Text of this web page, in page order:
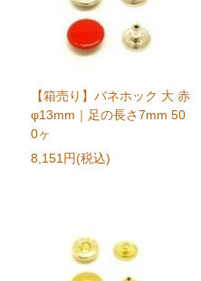
【箱売り】バネホック 大 赤
φ13mm｜足の長さ7mm 50
0ヶ
8,151円(税込)